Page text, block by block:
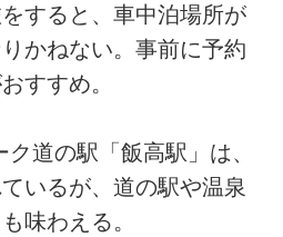
すると、車中泊場所が
かねない。事前に予約
すすめ。
道の駅「飯高駅」は、
いるが、道の駅や温泉
味わえる。